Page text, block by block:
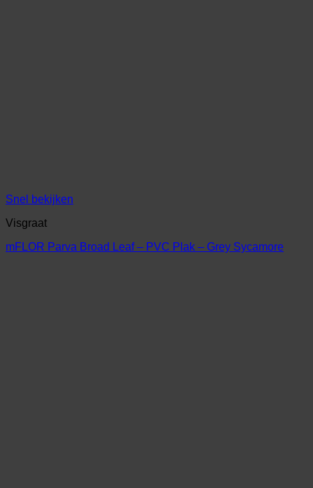
Snel bekijken
Visgraat
mFLOR Parva Broad Leaf – PVC Plak – Grey Sycamore